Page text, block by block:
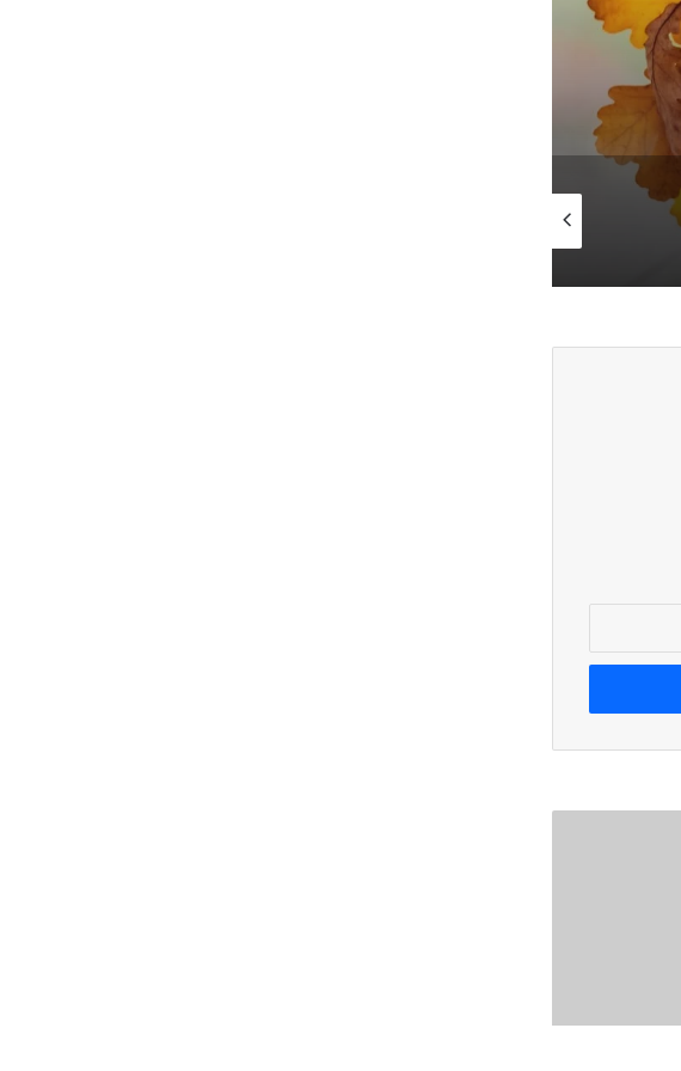
طقس اليوم ٣١ تموز